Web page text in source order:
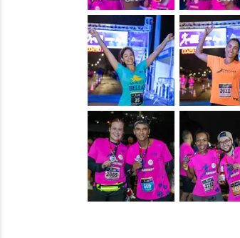
&nbsp; &nbsp;
&nbsp;